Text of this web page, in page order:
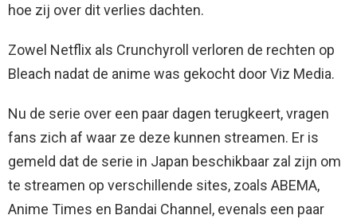
hoe zij over dit verlies dachten.
Zowel Netflix als Crunchyroll verloren de rechten op
Bleach nadat de anime was gekocht door Viz Media.
Nu de serie over een paar dagen terugkeert, vragen
fans zich af waar ze deze kunnen streamen. Er is
gemeld dat de serie in Japan beschikbaar zal zijn om
te streamen op verschillende sites, zoals ABEMA,
Anime Times en Bandai Channel, evenals een paar